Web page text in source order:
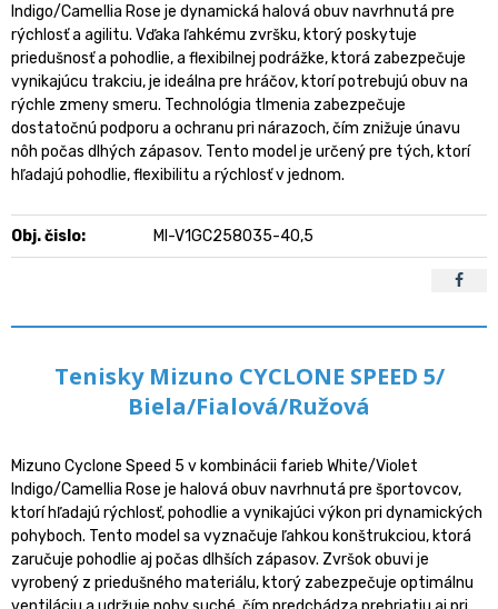
Indigo/Camellia Rose je dynamická halová obuv navrhnutá pre
rýchlosť a agilitu. Vďaka ľahkému zvršku, ktorý poskytuje
priedušnosť a pohodlie, a flexibilnej podrážke, ktorá zabezpečuje
vynikajúcu trakciu, je ideálna pre hráčov, ktorí potrebujú obuv na
rýchle zmeny smeru. Technológia tlmenia zabezpečuje
dostatočnú podporu a ochranu pri nárazoch, čím znižuje únavu
nôh počas dlhých zápasov. Tento model je určený pre tých, ktorí
hľadajú pohodlie, flexibilitu a rýchlosť v jednom.
Obj. čislo: MI-V1GC258035-40,5
Tenisky Mizuno CYCLONE SPEED 5/
Biela/Fialová/Ružová
Mizuno Cyclone Speed 5 v kombinácii farieb White/Violet
Indigo/Camellia Rose je halová obuv navrhnutá pre športovcov,
ktorí hľadajú rýchlosť, pohodlie a vynikajúci výkon pri dynamických
pohyboch. Tento model sa vyznačuje ľahkou konštrukciou, ktorá
zaručuje pohodlie aj počas dlhších zápasov. Zvršok obuvi je
vyrobený z priedušného materiálu, ktorý zabezpečuje optimálnu